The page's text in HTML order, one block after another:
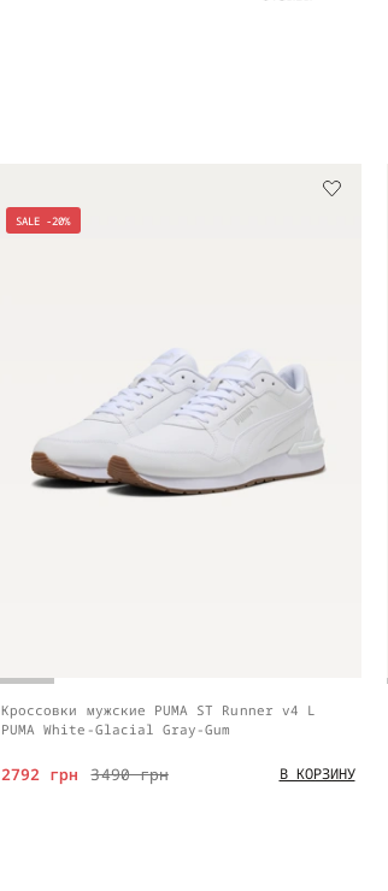
SALE -20%
Кроссовки мужские PUMA ST Runner v4 L
PUMA White-Glacial Gray-Gum
3490 грн
2792 грн В КОРЗИНУ